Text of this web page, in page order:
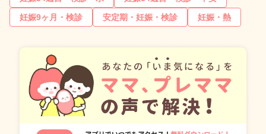
妊娠9ヶ月・検診
安定期・妊娠・検診 妊娠・熱